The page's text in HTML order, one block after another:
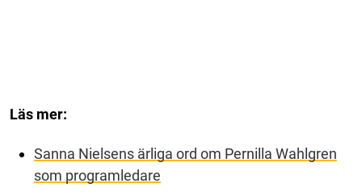
Läs mer:
Sanna Nielsens ärliga ord om Pernilla Wahlgren
som programledare